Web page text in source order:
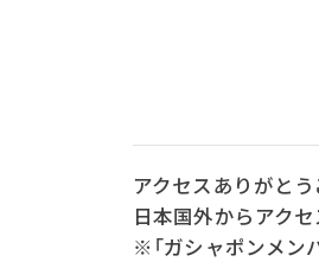
アクセスありがとう
日本国外からアク
※「ガシャポンメン